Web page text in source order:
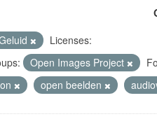
Licenses:
Open Images Project
open beelden